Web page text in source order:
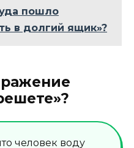
пошло
в долгий ящик»?
человек воду